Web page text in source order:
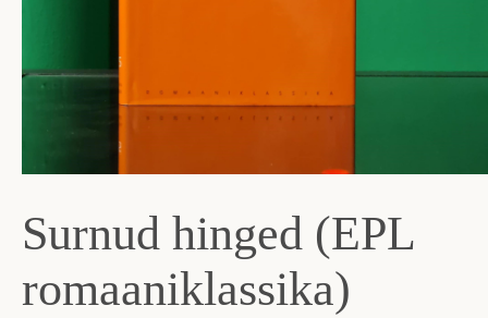
Surnud hinged (EPL
romaaniklassika)